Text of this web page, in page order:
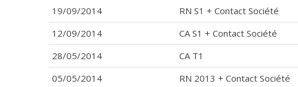
19/09/2014
RN S1 + Contact Société
12/09/2014
CA S1 + Contact Société
28/05/2014
CA T1
05/05/2014
RN 2013 + Contact Société